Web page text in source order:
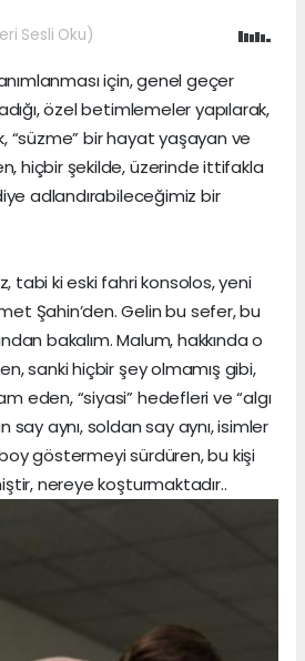
Sesli Oku)
için, genel geçer
özel betimlemeler yapılarak,
“süzme” bir hayat yaşayan ve
hiçbir şekilde, üzerinde ittifakla
adlandırabileceğimiz bir
tabi ki eski fahri konsolos, yeni
Şahin’den. Gelin bu sefer, bu
bakalım. Malum, hakkında o
sanki hiçbir şey olmamış gibi,
eden, “siyasi” hedefleri ve “algı
say aynı, soldan say aynı, isimler
göstermeyi sürdüren, bu kişi
nereye koşturmaktadır..